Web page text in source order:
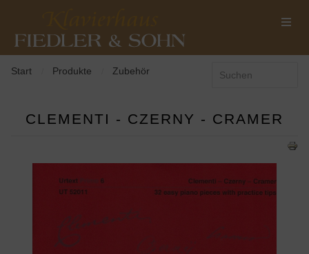
Start Produkte Zubehör
CLEMENTI - CZERNY - CRAMER